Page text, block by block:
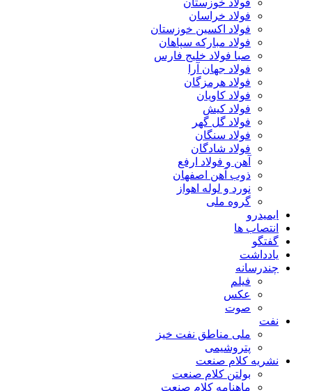
فولاد خراسان
فولاد اکسین خوزستان
فولاد مبارکه سپاهان
صبا فولاد خلیج فارس
فولاد جهان آرا
فولاد هرمزگان
فولاد کاویان
فولاد کیش
فولاد گل گهر
فولاد سنگان
فولاد شادگان
آهن و فولاد ارفع
ذوب آهن اصفهان
نورد و لوله اهواز
گروه ملی
ایمیدرو
انتصاب ها
گفتگو
یادداشت
چندرسانه
فیلم
عکس
صوت
نفت
ملی مناطق نفت خیز
پتروشیمی
نشریه کلام صنعت
بولتن کلام صنعت
ماهنامه کلام صنعت